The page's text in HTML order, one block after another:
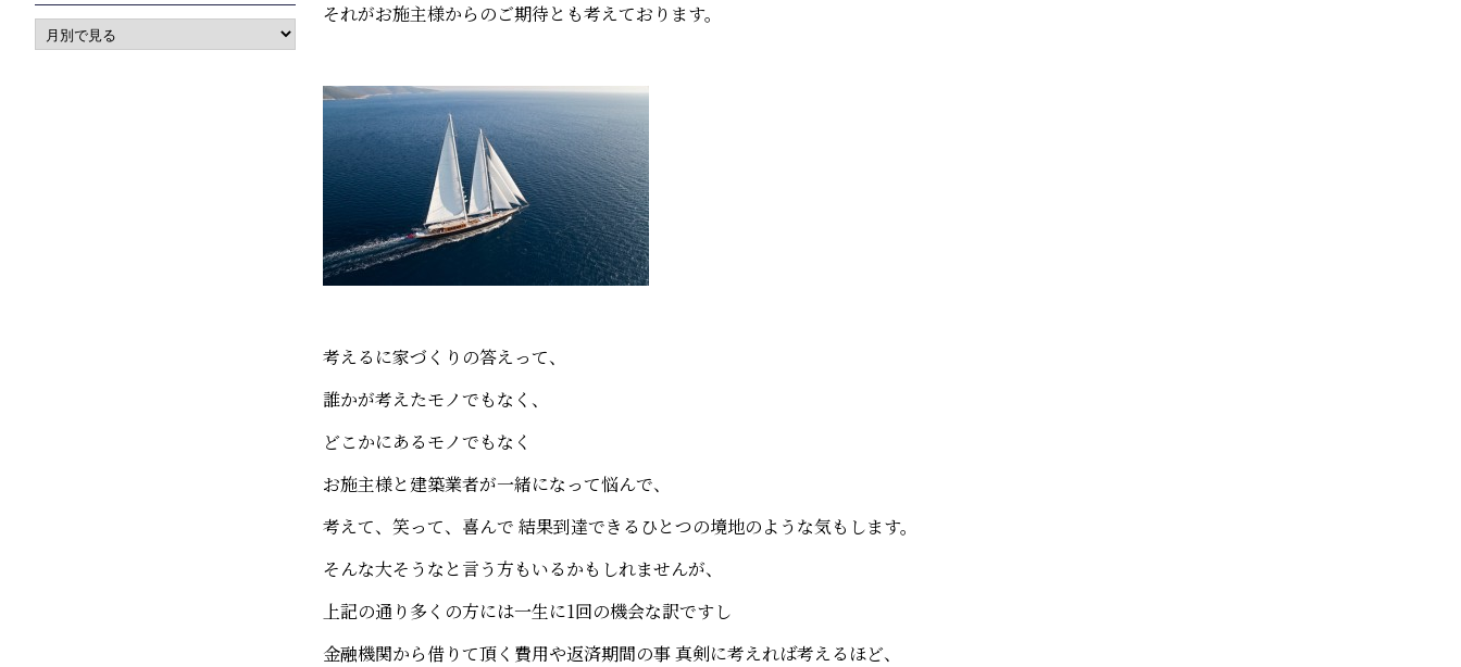
それがお施主様からのご期待とも考えております。
考えるに家づくりの答えって、
誰かが考えたモノでもなく、
どこかにあるモノでもなく
お施主様と建築業者が一緒になって悩んで、
考えて、笑って、喜んで 結果到達できるひとつの境地のような気もします。
そんな大そうなと言う方もいるかもしれませんが、
上記の通り多くの方には一生に1回の機会な訳ですし
金融機関から借りて頂く費用や返済期間の事 真剣に考えれば考えるほど、